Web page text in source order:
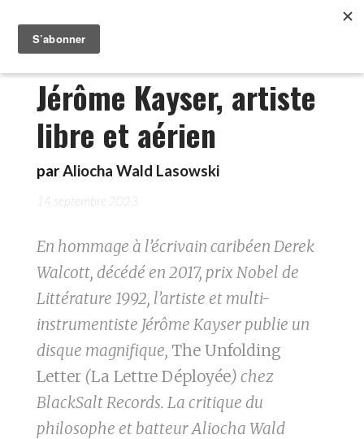
Jérôme Kayser, artiste
libre et aérien
parAliocha Wald Lasowski
14 septembre 2023
En hommage à l’écrivain caribéen Derek
Walcott, décédé en 2017, prix Nobel de
Littérature 1992, l’artiste et multi-
instrumentiste Jérôme Kayser publie un
disque magnifique, The Unfolding
Letter (La Lettre Déployée) chez
BlackSalt Records. La critique du
philosophe et batteur Aliocha Wald